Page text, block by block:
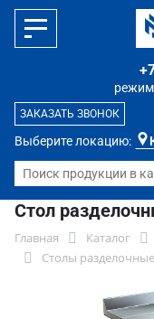
Выберите локацию:
режим
ЗАКАЗАТЬ ЗВОНОК
Стол
Главная Каталог
Столы разделочные